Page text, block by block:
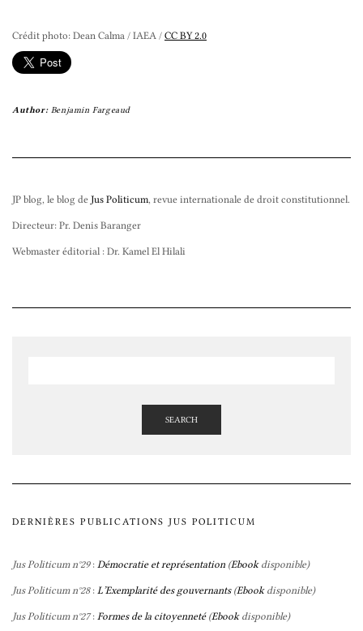
Crédit photo: Dean Calma / IAEA / CC BY 2.0
Author: Benjamin Fargeaud
JP blog, le blog de Jus Politicum , revue internationale de droit constitutionnel.
Directeur: Pr. Denis Baranger
Webmaster éditorial : Dr. Kamel El Hilali
SEARCH
DERNIÈRES PUBLICATIONS JUS POLITICUM
Jus Politicum n°29: Démocratie et représentation (Ebookdisponible)
Jus Politicum n°28: L’Exemplarité des gouvernants(Ebookdisponible)
Jus Politicum n°27: Formes de la citoyenneté(Ebookdisponible)